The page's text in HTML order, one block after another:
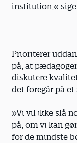
institution,«
Prioriterer
på, at
diskutere
det foregår på et
»Vi vil ikke slå
på, om vi kan
for de mindste